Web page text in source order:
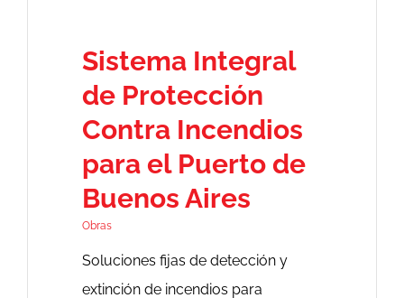
Contacto
Sistema Integral
de Protección
Contra Incendios
para el Puerto de
Buenos Aires
Obras
Soluciones fijas de detección y
extinción de incendios para